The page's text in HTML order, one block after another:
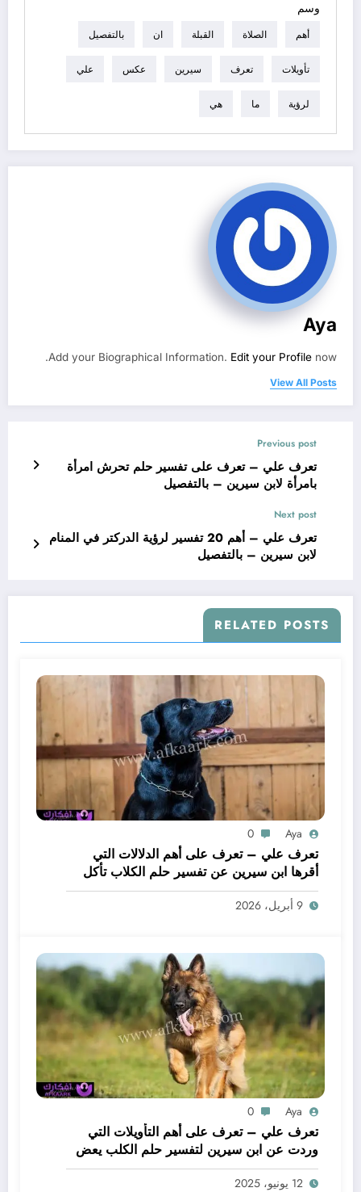
وسم
أهم الصلاة القبلة ان بالتفصيل
تأويلات تعرف سيرين عكس علي
لرؤية ما هي
Aya
Add your Biographical Information. Edit your Profile now.
View All Posts
Previous post
تعرف علي – تعرف على تفسير حلم تحرش امرأة
بامرأة لابن سيرين – بالتفصيل
Next post
تعرف علي – أهم 20 تفسير لرؤية الدركتر في المنام
لابن سيرين – بالتفصيل
RELATED POSTS
Aya
0
تعرف علي – تعرف على أهم الدلالات التي
أقرها ابن سيرين عن تفسير حلم الكلاب تأكل
لحم – بالتفصيل
9 أبريل، 2026
Aya
0
تعرف علي – تعرف على أهم التأويلات التي
وردت عن ابن سيرين لتفسير حلم الكلب يعض
يدي – بالتفصيل
12 يونيو، 2025